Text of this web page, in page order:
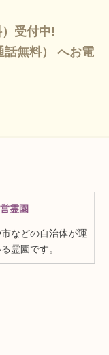
受付中!
話無料） へお電
霊園
などの自治体が運
霊園です。